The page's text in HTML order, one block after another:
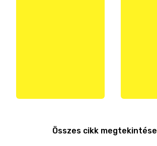
Összes cikk megtekintése